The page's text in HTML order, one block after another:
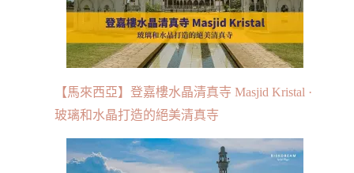
【馬來西亞】登嘉樓水晶清真寺 Masjid Kristal ·
玻璃和水晶打造的絕美清真寺